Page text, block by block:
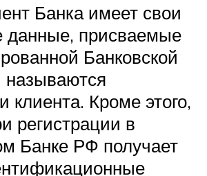
Банка имеет свои
данные, присваемые
Банковской
клиента. Кроме этого,
регистрации в
Банке РФ получает